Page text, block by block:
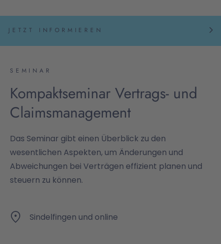
JETZT INFORMIEREN
SEMINAR
Kompaktseminar Vertrags- und
Claimsmanagement
Das Seminar gibt einen Überblick zu den
wesentlichen Aspekten, um Änderungen und
Abweichungen bei Verträgen effizient planen und
steuern zu können.
Sindelfingen und online